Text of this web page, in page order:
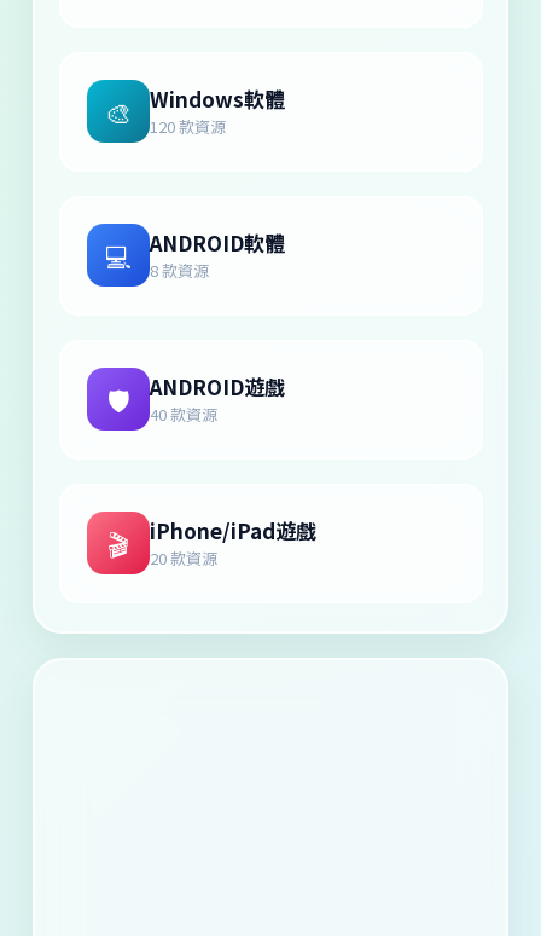
🎨 Windows軟體
120 款資源
💻 ANDROID軟體
8 款資源
🛡️ ANDROID遊戲
40 款資源
🎬 iPhone/iPad遊戲
20 款資源